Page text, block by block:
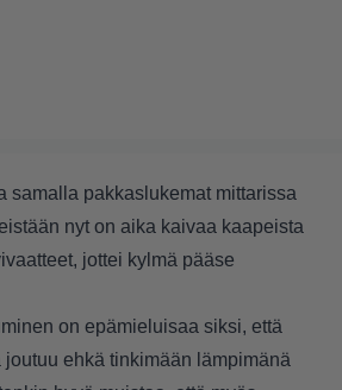
samalla pakkaslukemat mittarissa
nyt on aika kaivaa kaapeista
jottei kylmä pääse
on epämieluisaa siksi, että
ehkä tinkimään lämpimänä